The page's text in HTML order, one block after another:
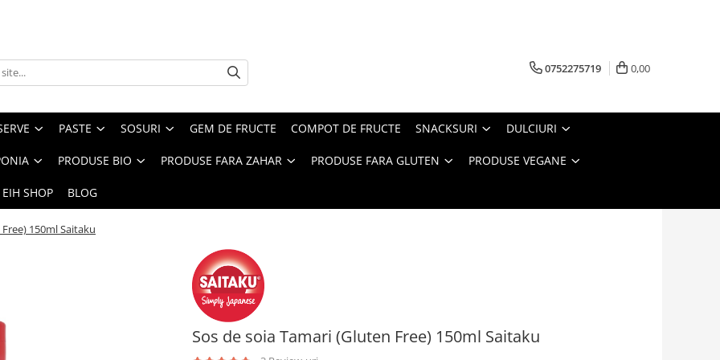
0752275719 0,00
PASTE SOSURI GEM DE FRUCTE COMPOT DE FRUCTE SNACKSURI DULCIURI
PRODUSE BIO PRODUSE FARA ZAHAR PRODUSE FARA GLUTEN PRODUSE VEGANE
SHOP BLOG
150ml Saitaku
Sos de soia Tamari (Gluten Free) 150ml Saitaku